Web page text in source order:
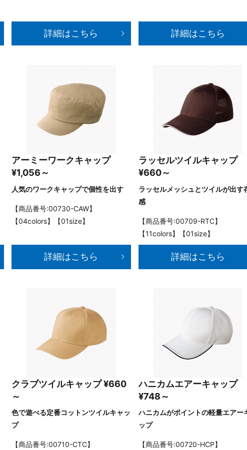
詳細はこちら 詳細はこちら
アーミーワークキャップ
¥1,056～
人気のワークキャップで個性を出す
【商品番号:00730-CAW】
【04colors】【01size】
詳細はこちら
ラッセルツイルキャップ
¥660～
ラッセルメッシュとツイルが出す
感
【商品番号:00709-RTC】
【11colors】【01size】
詳細はこちら
クラブツイルキャップ ¥660
～
色で遊べる定番コットンツイルキャッ
プ
【商品番号:00710-CTC】
ハニカムエアーキャップ
¥748～
ハニカムがポイントの軽量エアー
ップ
【商品番号:00720-HCP】